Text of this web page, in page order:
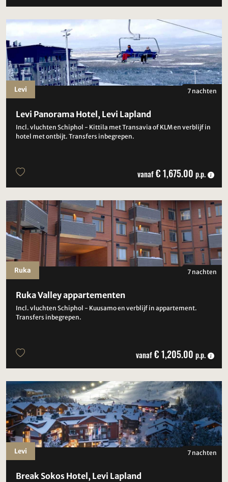
Levi Panorama Hotel, Levi Lapland
Incl. vluchten Schiphol - Kittila met Transavia of KLM en verblijf in
hotel met ontbijt. Transfers inbegrepen.
7 nachten
vanaf€ 1,675.00 p.p.
Levi
Ruka Valley appartementen
Incl. vluchten Schiphol - Kuusamo en verblijf in appartement.
Transfers inbegrepen.
7 nachten
vanaf€ 1,205.00 p.p.
Ruka
Break Sokos Hotel, Levi Lapland
7 nachten
Levi